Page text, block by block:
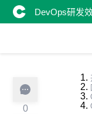
DevOps研发
0